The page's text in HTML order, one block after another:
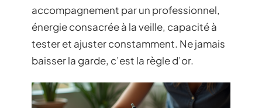
accompagnement par un professionnel,
énergie consacrée à la veille, capacité à
tester et ajuster constamment. Ne jamais
baisser la garde, c’est la règle d’or.